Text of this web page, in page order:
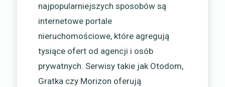
najpopularniejszych sposobów są
internetowe portale
nieruchomościowe, które agregują
tysiące ofert od agencji i osób
prywatnych. Serwisy takie jak Otodom,
Gratka czy Morizon oferują